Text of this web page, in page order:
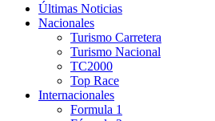
Últimas Noticias
Nacionales
Turismo Carretera
Turismo Nacional
TC2000
Top Race
Internacionales
Formula 1